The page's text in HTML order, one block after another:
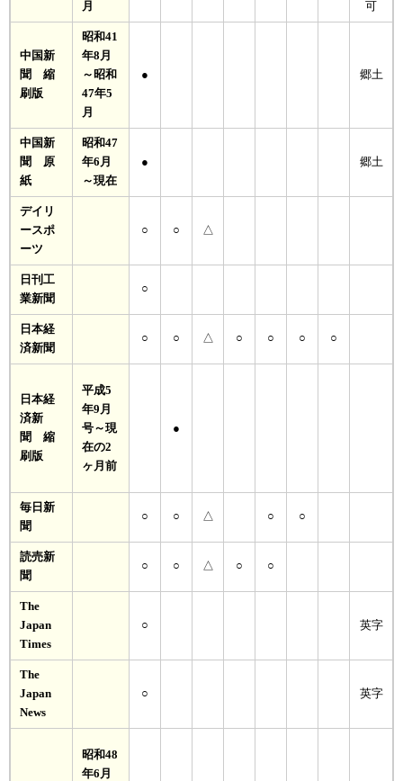
月
可
中国新
聞 縮
刷版
昭和41
年8月
～昭和
47年5
月
● 郷土
中国新
聞 原
紙
昭和47
年6月
～現在
● 郷土
デイリ
ースポ
ーツ
○ ○ △
日刊工
業新聞
○
日本経
済新聞
○ ○ △ ○ ○ ○ ○
日本経
済新
聞 縮
刷版
平成5
年9月
号～現
在の2
ヶ月前
●
毎日新
聞
○ ○ △ ○ ○
読売新
聞
○ ○ △ ○ ○
The
Japan
Times
○ 英字
The
Japan
News
○ 英字
昭和48
年6月